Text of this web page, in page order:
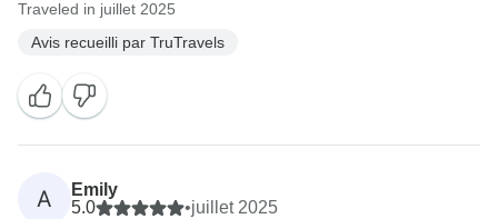
Traveled in juillet 2025
Avis recueilli par TruTravels
A
Emily
5.0
•juillet 2025